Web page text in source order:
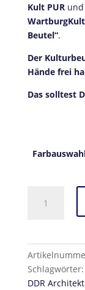
Kult PURund
Beutel“.
Der
Hände frei
Das solltest
stylischer
Wartburgkultur
Menge
Schlagwörter:
DDR